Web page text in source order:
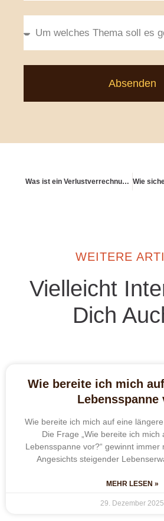
Absenden
Was ist ein Verlustverrechnungstopf?
WEITERE
Vielleicht
Dich
Wie bereite ich mich
Lebensspanne
Wie bereite ich mich auf eine
Die Frage „Wie bereite ich mich
Lebensspanne vor?“ gewinnt immer
Angesichts steigender
MEHR LESEN »
29. Dezember 2025